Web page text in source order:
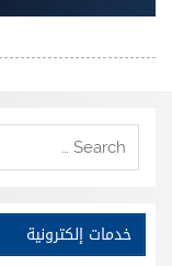
خدمات إلكترونية